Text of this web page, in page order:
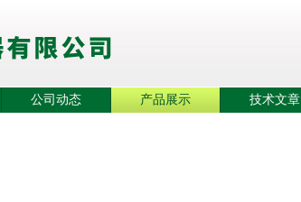
公司动态 产品展示 技术文章